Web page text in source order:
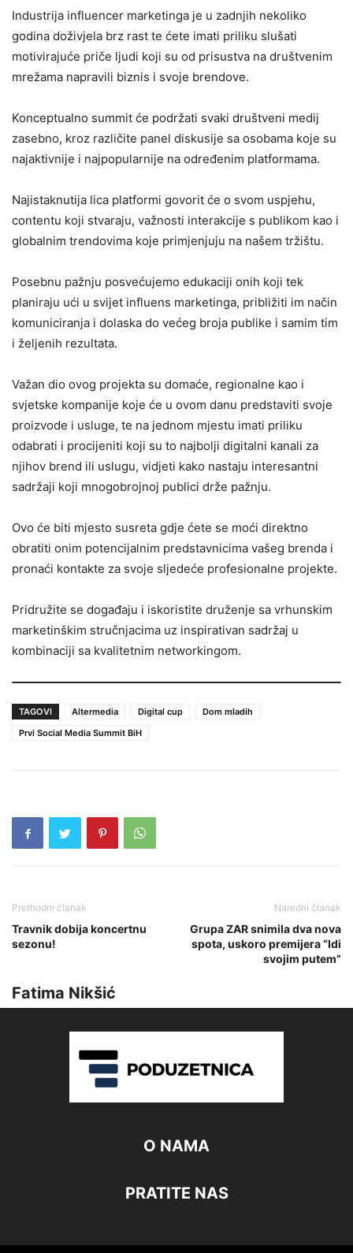
Industrija influencer marketinga je u zadnjih nekoliko
godina doživjela brz rast te ćete imati priliku slušati
motivirajuće priče ljudi koji su od prisustva na društvenim
mrežama napravili biznis i svoje brendove.
Konceptualno summit će podržati svaki društveni medij
zasebno, kroz različite panel diskusije sa osobama koje su
najaktivnije i najpopularnije na određenim platformama.
​Najistaknutija lica platformi govorit će o svom uspjehu,
contentu koji stvaraju, važnosti interakcije s publikom kao i
globalnim trendovima koje primjenjuju na našem tržištu.
​Posebnu pažnju posvećujemo edukaciji onih koji tek
planiraju ući u svijet influens marketinga, približiti im način
komuniciranja i dolaska do većeg broja publike i samim tim
i željenih rezultata.
Važan dio ovog projekta su domaće, regionalne kao i
svjetske kompanije koje će u ovom danu predstaviti svoje
proizvode i usluge, te na jednom mjestu imati priliku
odabrati i procijeniti koji su to najbolji digitalni kanali za
njihov brend ili uslugu, vidjeti kako nastaju interesantni
sadržaji koji mnogobrojnoj publici drže pažnju.
Ovo će biti mjesto susreta gdje ćete se moći direktno
obratiti onim potencijalnim predstavnicima vašeg brenda i
pronaći kontakte za svoje sljedeće profesionalne projekte.
Pridružite se događaju i iskoristite druženje sa vrhunskim
marketinškim stručnjacima uz inspirativan sadržaj u
kombinaciji sa kvalitetnim networkingom.
TAGOVI Altermedia Digital cup
Dom mladih
Prvi Social Media Summit BiH
Prethodni članak
Travnik dobija koncertnu
sezonu!
Naredni članak
Grupa ZAR snimila dva nova
spota, uskoro premijera “Idi
svojim putem”
Fatima Nikšić
O NAMA
PRATITE NAS